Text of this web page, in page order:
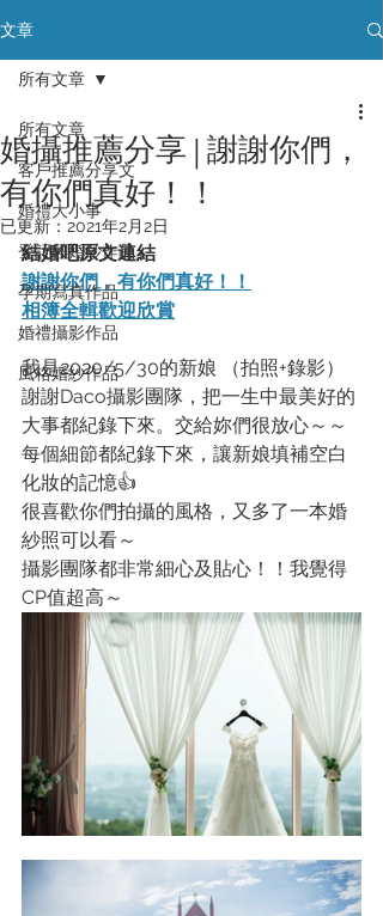
文章
所有文章
客戶推薦分享文
婚禮大小事
登記輕婚紗作品
孕期寫真作品
婚禮攝影作品
風格婚紗作品
所有文章
婚攝推薦分享 | 謝謝你們，
有你們真好！！
已更新： 2021年2月2日
結婚吧原文連結
謝謝你們，有你們真好！！
相簿全輯歡迎欣賞
我是2020/5/30的新娘 （拍照+錄影）
謝謝Daco攝影團隊，把一生中最美好的
大事都紀錄下來。交給妳們很放心～～
每個細節都紀錄下來，讓新娘填補空白
化妝的記憶👍
很喜歡你們拍攝的風格，又多了一本婚
紗照可以看～
攝影團隊都非常細心及貼心！！我覺得
CP值超高～